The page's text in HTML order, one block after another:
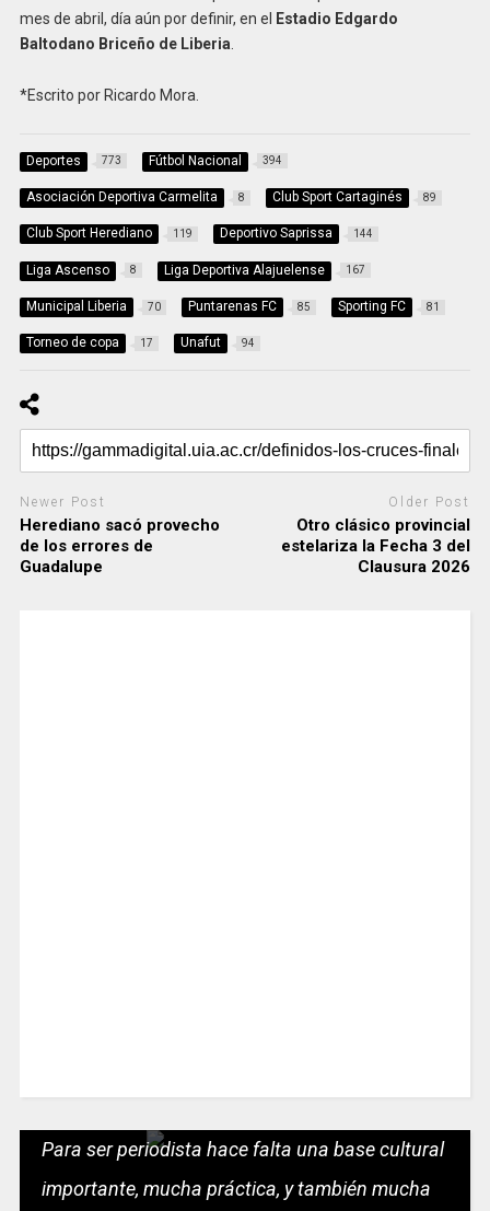
mes de abril, día aún por definir, en el
Estadio Edgardo
Baltodano Briceño de Liberia
*Escrito por Ricardo Mora.
Deportes 773 Fútbol Nacional 394
Asociación Deportiva Carmelita 8 Club Sport Cartaginés 89
Club Sport Herediano 119 Deportivo Saprissa 144
Liga Ascenso 8 Liga Deportiva Alajuelense 167
Municipal Liberia 70 Puntarenas FC 85 Sporting FC 81
Torneo de copa 17 Unafut 94
Newer Post
Herediano sacó provecho
de los errores de
Guadalupe
Older Post
Otro clásico provincial
estelariza la Fecha 3 del
Clausura 2026
Para ser periodista hace falta una base cultural
importante, mucha práctica, y también mucha